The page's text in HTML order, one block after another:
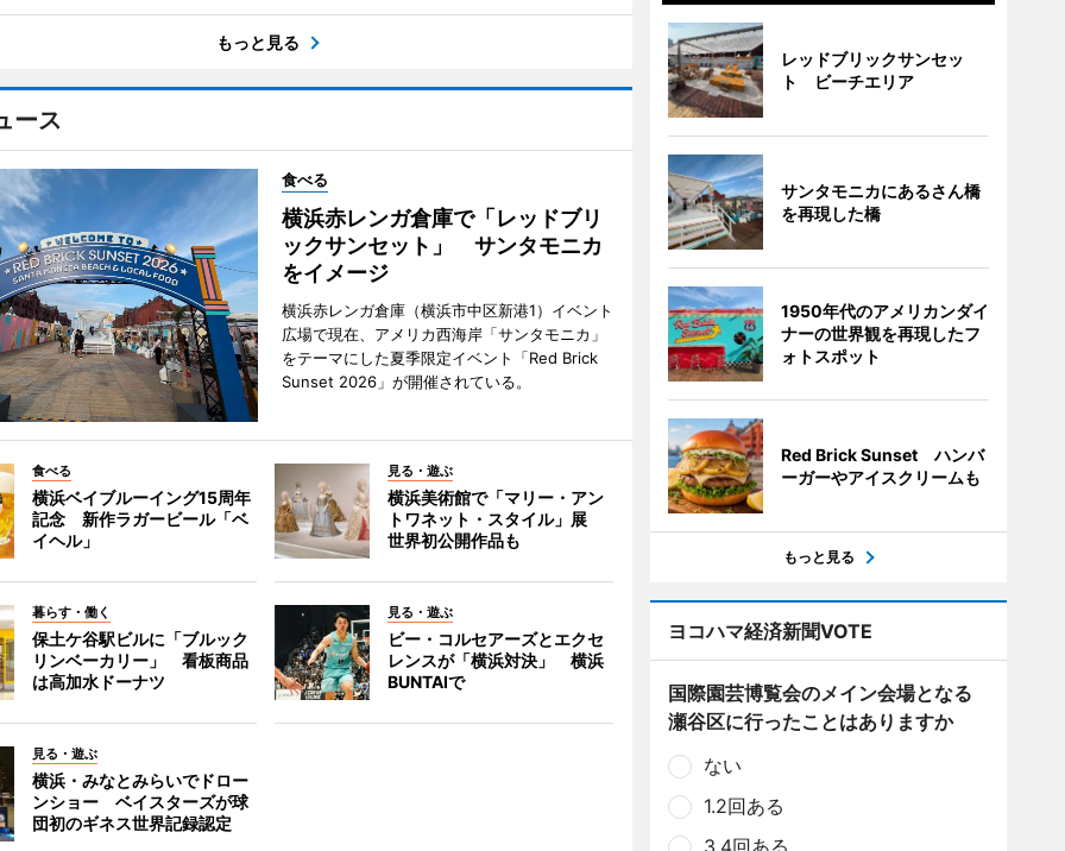
もっと見る
ース
食べる
横浜赤レンガ倉庫で「レッドブリ
ックサンセット」 サンタモニカ
をイメージ
横浜赤レンガ倉庫（横浜市中区新港1）イベント
広場で現在、アメリカ西海岸「サンタモニカ」
をテーマにした夏季限定イベント「Red Brick
Sunset 2026」が開催されている。
食べる
横浜ベイブルーイング15周年
記念 新作ラガービール「ベ
イヘル」
見る・遊ぶ
横浜美術館で「マリー・アン
トワネット・スタイル」展
世界初公開作品も
暮らす・働く
保土ケ谷駅ビルに「ブルック
リンベーカリー」 看板商品
は高加水ドーナツ
見る・遊ぶ
ビー・コルセアーズとエクセ
レンスが「横浜対決」 横浜
BUNTAIで
見る・遊ぶ
横浜・みなとみらいでドロー
ンショー ベイスターズが球
団初のギネス世界記録認定
レッドブリックサンセッ
ト ビーチエリア
サンタモニカにあるさん橋
を再現した橋
1950年代のアメリカンダイ
ナーの世界観を再現したフ
ォトスポット
Red Brick Sunset ハンバ
ーガーやアイスクリームも
もっと見る
ヨコハマ経済新聞VOTE
国際園芸博覧会のメイン会場となる
瀬谷区に行ったことはありますか
ない
1.2回ある
3.4回ある